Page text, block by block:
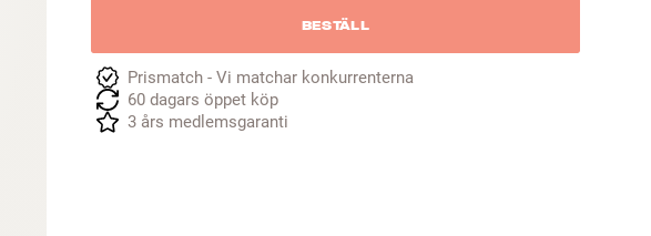
BESTÄLL
Prismatch - Vi matchar konkurrenterna
60 dagars öppet köp
3 års medlemsgaranti